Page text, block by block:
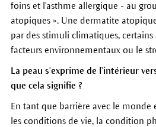
foins et l'asthme allergique - au
atopiques ». Une dermatite
par des stimuli climatiques,
facteurs environnementaux ou le
La peau s'exprime de l’intérieur
que cela signifie ?
En tant que barrière avec le monde
les conditions de vie, la condition